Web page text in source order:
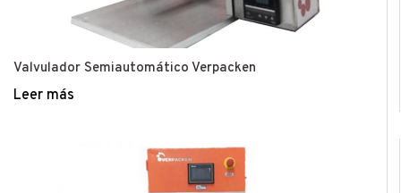
Valvulador Semiautomático Verpacken
Leer más